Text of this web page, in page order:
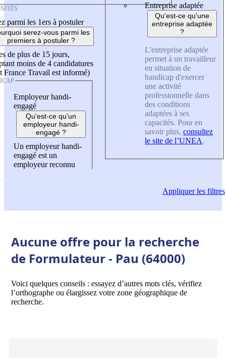
parmi les 1ers à postuler
serez-vous parmi les
premiers à postuler ?
de plus de 15 jours,
moins de 4 candidatures
France Travail est informé)
Employeur handi-
engagé
Qu'est-ce qu'un
employeur handi-
engagé ?
Un employeur handi-
engagé est un
employeur reconnu
Entreprise adaptée
Qu'est-ce qu'une
entreprise adaptée
?
L'entreprise adaptée
permet à un travailleur
en situation de
handicap d'exercer
une activité
professionnelle dans
des conditions
adaptées à ses
capacités. Pour en
savoir plus, consultez
le site de l’UNEA.
Appliquerles filtres
Aucune offre pour la recherche
de Formulateur - Pau (64000)
Voici quelques conseils : essayez d’autres mots clés, vérifiez
l’orthographe ou élargissez votre zone géographique de
recherche.